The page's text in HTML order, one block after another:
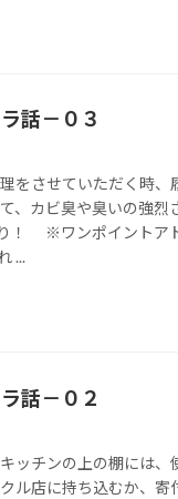
話－０３
をさせていただく時、
、カビ臭や臭いの強
り！ ※ワンポイントア
...
話－０２
ッチンの上の棚には、
店に持ち込むか、寄